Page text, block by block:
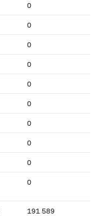
0
0
0
0
0
0
0
0
0
0
191 589